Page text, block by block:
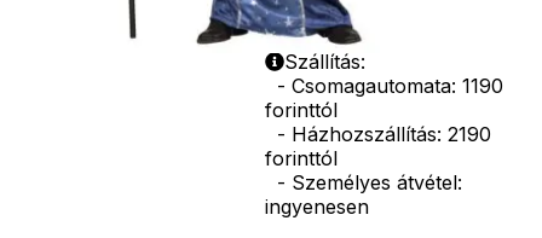
Ár
Nincs raktáron
Szállítás:
- Csomagautomata: 1190
forinttól
- Házhozszállítás: 2190
forinttól
- Személyes átvétel:
ingyenesen